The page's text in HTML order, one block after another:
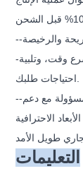
-وضع إدارة مرن وفعال، والرد على أسئلتك في أسرع وقت، وتلبية
--خدمة مخصصة بعناية وصبر، وخدمة ما بعد البيع مسؤولة مع دعم
التعليمات